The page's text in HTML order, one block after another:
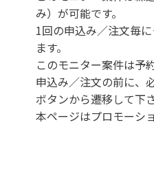
み）が可能です。
1回の申込み／注文毎
ます。
このモニター案件は予
申込み／注文の前に、
ボタンから遷移して下
本ページはプロモーシ